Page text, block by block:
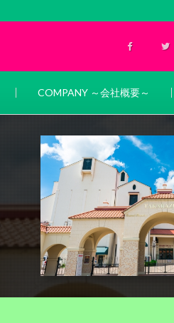
COMPANY ～会社概要～